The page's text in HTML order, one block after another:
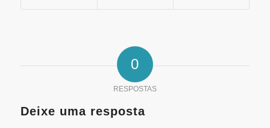
0
RESPOSTAS
Deixe uma resposta